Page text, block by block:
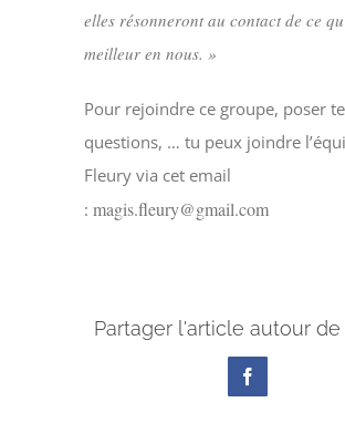
elles résonneront au contact de ce
meilleur en nous. »
Pour rejoindre ce groupe, poser
questions, … tu peux joindre
Fleury via cet email
:magis.fleury@gmail.com
Partager l'article autour de
Facebook